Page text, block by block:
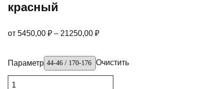
красный
от 5450,00 ₽ – 21250,00 ₽
Параметр Очистить
Количество